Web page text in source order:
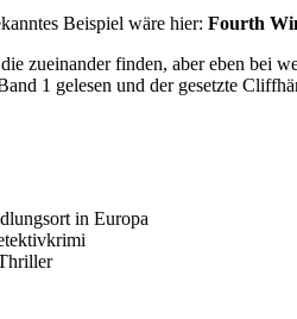
Beispiel wäre hier: Fourth
zueinander finden, aber eben bei
1 gelesen und der gesetzte
in Europa